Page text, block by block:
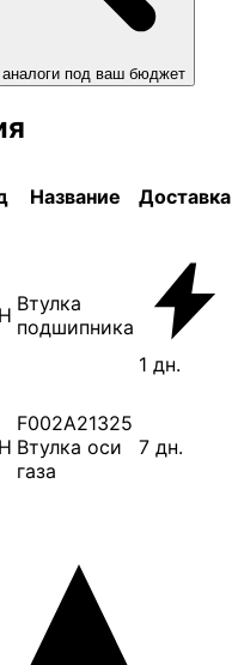
под ваш бюджет
Название Доставка
Втулка
подшипника
1 дн.
F002A21325
Втулка оси
газа
7 дн.